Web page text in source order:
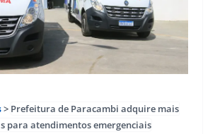
> Prefeitura de Paracambi adquire mais
para atendimentos emergenciais